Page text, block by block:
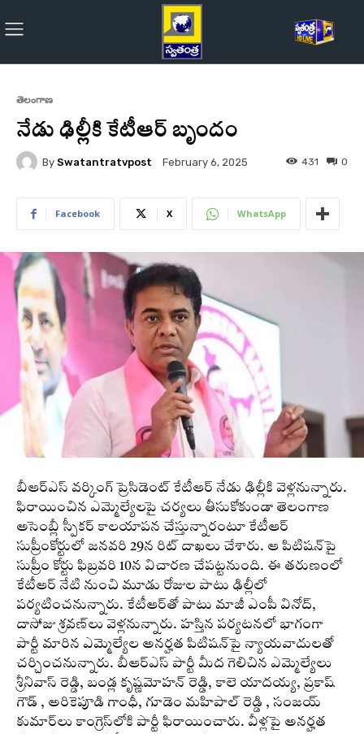
తెలంగాణ
నేడు ఢిల్లీకి కేటీఆర్‌ బృందం
By Swatantratvpost February 6, 2025 0
431
Facebook X WhatsApp
బీఆర్‌ఎస్‌ వర్కింగ్‌ ప్రెసిడెంట్‌ కేటీఆర్‌ నేడు ఢిల్లీకి వెళ్లనున్నారు.
ఫిరాయించిన ఎమ్మెల్యేలపై చర్యలు తీసుకోకుండా తెలంగాణ
అసెంబ్లీ స్పీకర్ కాలయాపన చేస్తున్నారంటూ కేటీఆర్‌
సుప్రీంకోర్టులో జనవరి 29న రిట్ దాఖలు చేశారు. ఆ పిటిషన్‌పై
సుప్రీం కోర్టు ఫిబ్రవరి 10న విచారణ చేపట్టనుంది. ఈ తరుణంలో
కేటీఆర్‌ నేటి నుంచి మూడు రోజుల పాటు ఢిల్లీలో
పర్యటించనున్నారు. కేటీఆర్‌తో పాటు మాజీ ఎంపీ వినోద్,
దాసోజు శ్రవణ్‌లు వెళ్లనున్నారు. హస్తిన పర్యటనలో భాగంగా
పార్టీ మారిన ఎమ్మెల్యేల అనర్హత పిటిషన్‌పై న్యాయవాదులతో
చర్చించనున్నారు. బీఆర్‌ఎస్‌ పార్టీ మీద గెలిచిన ఎమ్మెల్యేలు
శ్రీనివాస్ రెడ్డి, బండ్ల కృష్ణమోహన్ రెడ్డి, కాలె యాదయ్య, ప్రకాష్
గౌడ్ , అరికెపూడి గాంధీ, గూడెం మహిపాల్ రెడ్డి , సంజయ్
కుమార్‌లు కాంగ్రెస్‌లోకి పార్టీ ఫిరాయించారు. వీళ్లపై అనర్హత